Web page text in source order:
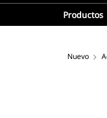
Productos
Nuevo